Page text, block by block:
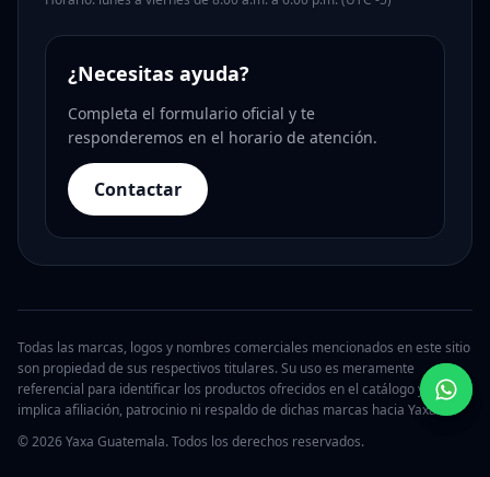
¿Necesitas ayuda?
Completa el formulario oficial y te
responderemos en el horario de atención.
Contactar
Todas las marcas, logos y nombres comerciales mencionados en este sitio
son propiedad de sus respectivos titulares. Su uso es meramente
referencial para identificar los productos ofrecidos en el catálogo y no
implica afiliación, patrocinio ni respaldo de dichas marcas hacia Yaxa.
© 2026 Yaxa Guatemala. Todos los derechos reservados.